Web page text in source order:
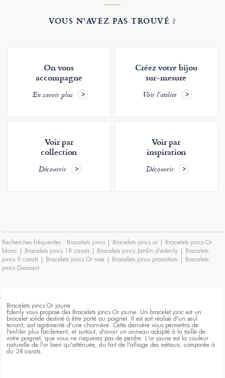
VOUS N'AVEZ PAS TROUVÉ ?
On vous
accompagne
En savoir plus
Créez votre bijou
sur-mesure
Voir l'atelier
Voir par
collection
Découvrir
Voir par
inspiration
Découvrir
Recherches fréquentes : Bracelets joncs | Bracelets joncs or | Bracelets joncs Or
blanc | Bracelets joncs 18 carats | Bracelets joncs Jardin d'edenly | Bracelets
joncs 9 carats | Bracelets joncs Or rose | Bracelets joncs promotion | Bracelets
joncs Diamant
Bracelets joncs Or jaune
Edenly vous propose des Bracelets joncs Or jaune. Un bracelet jonc est un
bracelet solide destiné à être porté au poignet. Il est soit réalisé d'un seul
tenant, soit agrémenté d'une charnière. Cette dernière vous permettra de
l'enfiler plus facilement, et surtout, d'avoir un anneau adapté à la taille de
votre poignet, que vous ne risquerez pas de perdre. L'or jaune est la couleur
naturelle de l'or bien qu'atténuée, du fait de l'alliage des métaux, comparée à
du 24 carats.